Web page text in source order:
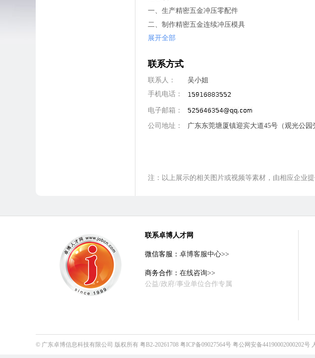
一、生产精密五金冲压零配件
二、制作精密五金连续冲压模具
三、生产机加工零件
员工福利:
公司环境优雅，娱乐设施齐全，住宿及伙食条件优越；
1.公司实行21.75天8小时制；
2.平时晚上加班一般不超过3小时，加班费遵照国家劳
3.为员工办理工伤保险、医疗保险、养老保险、失业保
展开全部
联系方式
联系人：
吴小姐
手机电话：
电子邮箱：
公司地址： 广东东莞塘厦镇迎宾大道45号（观光公园
注：以上展示的相关图片或视频等素材，由相应企业
联系卓博人才网
微信客服： 卓博客服中心>>
商务合作： 在线咨询>>
公益/政府/事业单位合作专属
© 广东卓博信息科技有限公司 版权所有 粤B2-20261708 粤ICP备09027564号 粤公网安备44190002000202号